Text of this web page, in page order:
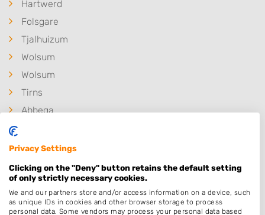
Hartwerd
Folsgare
Tjalhuizum
Wolsum
Wolsum
Tirns
Abbega
Bolsward
Ysbrechtum
Oosthem
Westhem
Privacy Settings
Clicking on the "Deny" button retains the default setting
of only strictly necessary cookies.
We and our partners store and/or access information on a device, such
as unique IDs in cookies and other browser storage to process
personal data. Some vendors may process your personal data based